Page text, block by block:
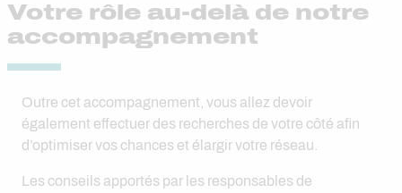
Votre rôle au-delà de notre
accompagnement
Outre cet accompagnement, vous allez devoir
également effectuer des recherches de votre côté afin
d’optimiser vos chances et élargir votre réseau.
Les conseils apportés par les responsables de